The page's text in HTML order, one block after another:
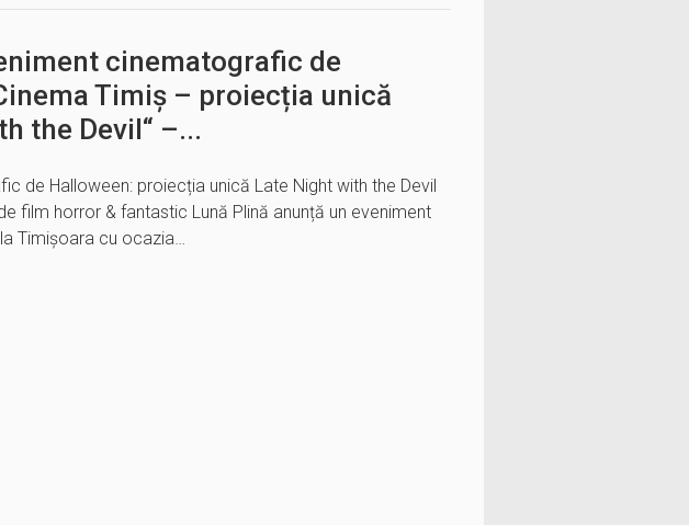
cinematografic de
Timiș – proiecția unică
the Devil“ –...
de Halloween: proiecția unică Late Night with the Devil
film horror & fantastic Lună Plină anunță un eveniment
Timișoara cu ocazia…